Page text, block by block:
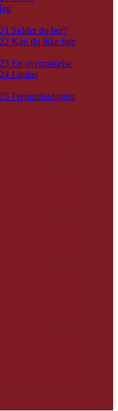
Sidder du her?
Kan du ikke lige
En overraskelse
Lindas
Fremtidsudsigter